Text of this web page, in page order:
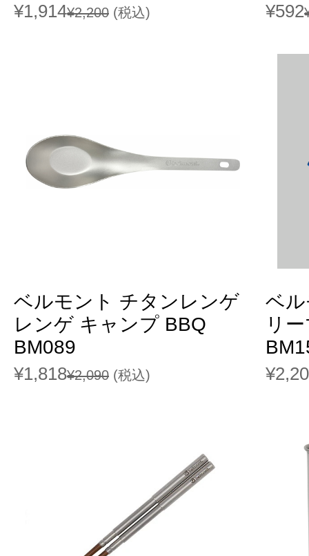
¥1,914¥2,200 (税込) ¥592
ベルモント チタンレンゲ
レンゲ キャンプ BBQ
BM089
¥1,818¥2,090 (税込)
ベ
リ